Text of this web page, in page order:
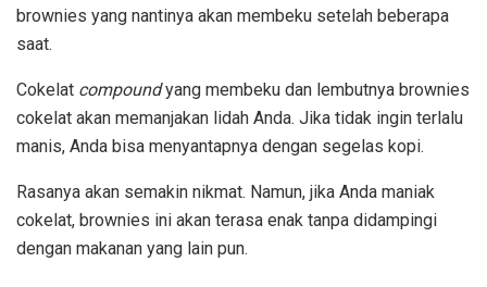
brownies yang nantinya akan membeku setelah beberapa
saat.
Cokelat compoundyang membeku dan lembutnya brownies
cokelat akan memanjakan lidah Anda. Jika tidak ingin terlalu
manis, Anda bisa menyantapnya dengan segelas kopi.
Rasanya akan semakin nikmat. Namun, jika Anda maniak
cokelat, brownies ini akan terasa enak tanpa didampingi
dengan makanan yang lain pun.